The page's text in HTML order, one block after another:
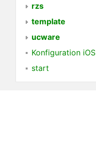
rzs
template
ucware
Konfiguration iOS
start